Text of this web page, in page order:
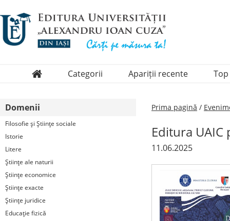
Categorii
Periodice
Apariții recente Top
Domenii
Filosofie şi Ştiinţe sociale
Istorie
Litere
Ştiinţe ale naturii
Ştiinţe economice
Ştiinţe exacte
Ştiinţe juridice
Educaţie fizică
Prima pagină /
Editura
11.06.2025